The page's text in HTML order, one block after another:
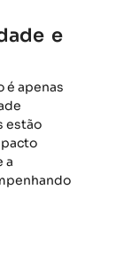
e
é apenas
estão
a